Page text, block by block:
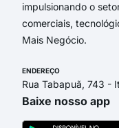
impulsionando o
comerciais,
Mais Negócio.
ENDEREÇO
Rua Tabapuã, 743 -
Baixe nosso app